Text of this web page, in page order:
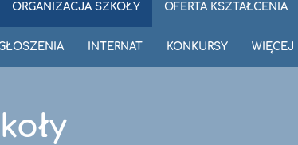
ORGANIZACJA SZKOŁY OFERTA KSZTAŁCENIA
INTERNAT KONKURSY WIĘCEJ